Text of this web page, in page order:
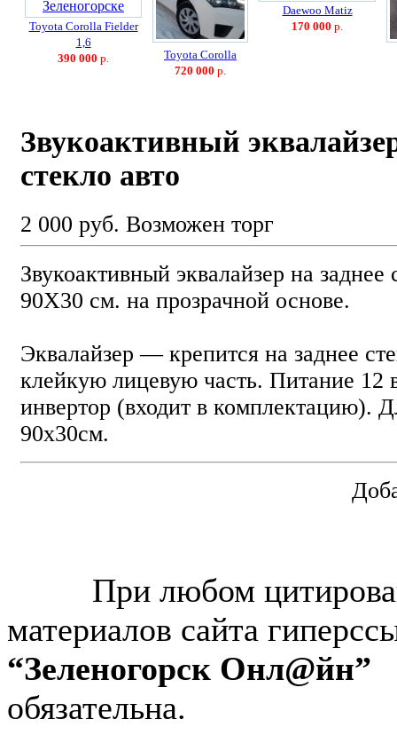
Toyota Corolla Fielder
1,6
390 000 р.
Toyota Corolla
720 000 р.
Daewoo Matiz
170 000 р.
Звукоактивный
стекло авто
2 000 руб. Возможен торг
Звукоактивный эквалайзер на заднее
90Х30 см. на прозрачной основе.
Эквалайзер — крепится на заднее
клейкую лицевую часть. Питание 12
инвертор (входит в комплектацию).
90х30см.
При любом
материалов сайта
“Зеленогорск Онл@йн”
обязательна.